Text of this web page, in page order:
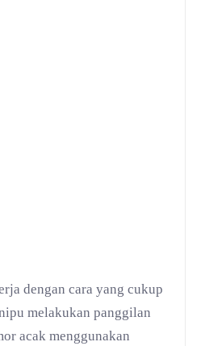
dengan cara yang cukup
melakukan panggilan
acak menggunakan